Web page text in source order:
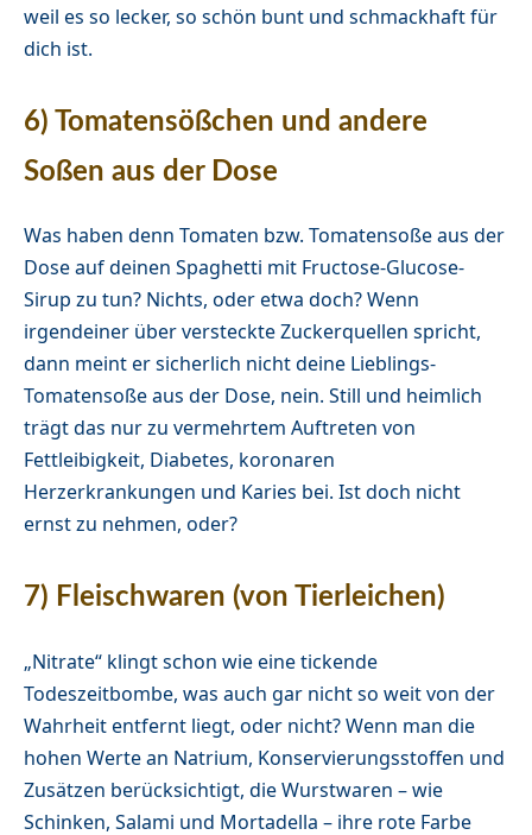
weil es so lecker, so schön bunt und schmackhaft für
dich ist.
6) Tomatensößchen und andere
Soßen aus der Dose
Was haben denn Tomaten bzw. Tomatensoße aus der
Dose auf deinen Spaghetti mit Fructose-Glucose-
Sirup zu tun? Nichts, oder etwa doch? Wenn
irgendeiner über versteckte Zuckerquellen spricht,
dann meint er sicherlich nicht deine Lieblings-
Tomatensoße aus der Dose, nein. Still und heimlich
trägt das nur zu vermehrtem Auftreten von
Fettleibigkeit, Diabetes, koronaren
Herzerkrankungen und Karies bei. Ist doch nicht
ernst zu nehmen, oder?
7) Fleischwaren (von Tierleichen)
„Nitrate“ klingt schon wie eine tickende
Todeszeitbombe, was auch gar nicht so weit von der
Wahrheit entfernt liegt, oder nicht? Wenn man die
hohen Werte an Natrium, Konservierungsstoffen und
Zusätzen berücksichtigt, die Wurstwaren – wie
Schinken, Salami und Mortadella – ihre rote Farbe